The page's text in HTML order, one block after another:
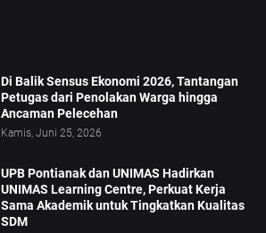
Di Balik Sensus Ekonomi 2026, Tantangan
Petugas dari Penolakan Warga hingga
Ancaman Pelecehan
Kamis, Juni 25, 2026
UPB Pontianak dan UNIMAS Hadirkan
UNIMAS Learning Centre, Perkuat Kerja
Sama Akademik untuk Tingkatkan Kualitas
SDM